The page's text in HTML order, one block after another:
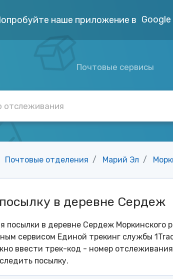
наше приложение в
Почтовые сервисы
Почтовые отделения Марий Эл
в деревне Сердеж
посылки в деревне Сердеж Моркинского
сервисом Единой трекинг службы
ввести трек-код - номер
посылку.